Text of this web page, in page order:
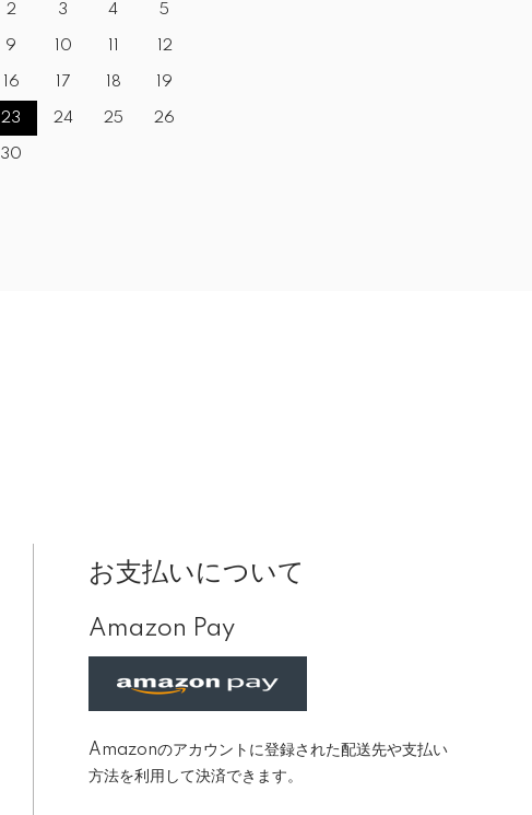
2 3 4 5
9 10 12
16 17 18 19
23 24 25 26
30
お支払いについて
Amazon Pay
Amazonのアカウントに登録された配送先や支払い
方法を利用して決済できます。